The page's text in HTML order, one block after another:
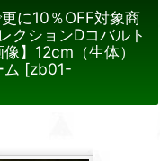
に10％OFF対象商
クションDコバルト
】12cm（生体）
[zb01-